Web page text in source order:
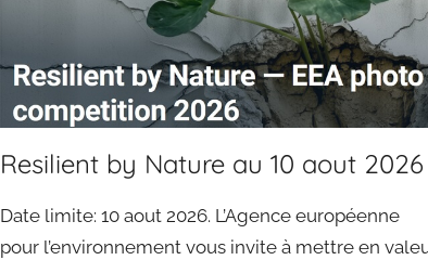
Resilient by Nature au 10 aout 2026
Date limite: 10 aout 2026. L’Agence européenne
pour l’environnement vous invite à mettre en